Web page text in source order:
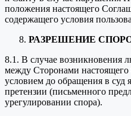
положения настоящего
содержащего условия
РАЗРЕШЕНИЕ
8.1. В случае возникновения
между Сторонами
условием до обращения в суд
претензии (письменного
урегулировании спора).